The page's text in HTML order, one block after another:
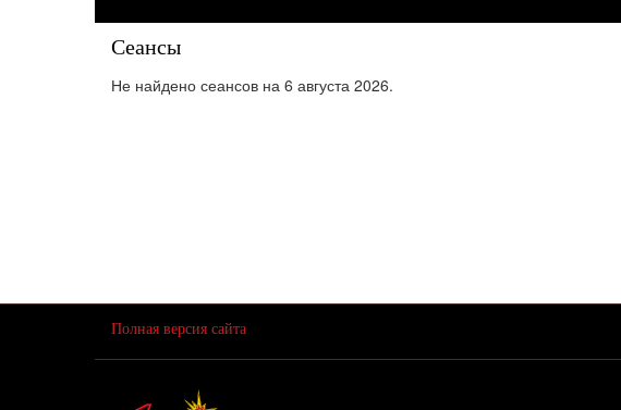
Сеансы
Не найдено сеансов на 6 августа 2026.
Полная версия сайта